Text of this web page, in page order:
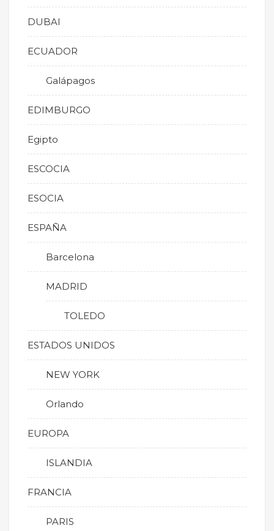
DUBAI
ECUADOR
Galápagos
EDIMBURGO
Egipto
ESCOCIA
ESOCIA
ESPAÑA
Barcelona
MADRID
TOLEDO
ESTADOS UNIDOS
NEW YORK
Orlando
EUROPA
ISLANDIA
FRANCIA
PARIS